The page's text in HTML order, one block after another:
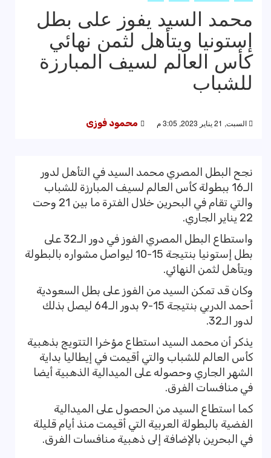
محمد السيد يفوز على بطل
إستونيا ويتأهل لثمن نهائي
كأس العالم لسيف المبارزة
للشباب
السبت, 21 يناير 2023, 3:05 م محمود فوزى
نجح البطل المصري محمد السيد في التأهل لدور
الـ16 ببطولة كأس العالم لسيف المبارزة للشباب
والتي تقام في البحرين خلال الفترة ما بين 21 وحت
22 يناير الجاري.
واستطاع البطل المصري الفوز في دور الـ32 على
بطل إستونيا بنتيجة 15-10 ليواصل مشواره بالبطولة
ويتأهل لثمن النهائي.
وكان قد تمكن السيد من الفوز على بطل السعودية
أحمد الدربي بنتيجة 15-9 بدور الـ64 ليصل بذلك
لدور الـ32.
يذكر أن محمد السيد استطاع مؤخرا التتويج بذهبية
كأس العالم للشباب والتي أقيمت في إيطاليا بداية
الشهر الجاري وحصوله على الميدالية الذهبية أيضا
في منافسات الفرق.
كما استطاع السيد من الحصول على الميدالية
الفضية بالبطولة العربية التي أقيمت منذ أيام قليلة
في البحرين بالإضافة إلى ذهبية منافسات الفرق.